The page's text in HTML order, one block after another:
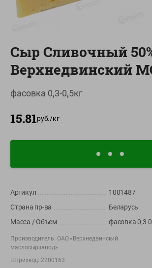
Каталог товаров
О сервисе
Настройки файлов cookie
Мой Green
Приложение Green c
доставкой и бонусной картой
+375 44 560-60-61
Время работы Call-центра: Пн.- Пт. с 09.00 до
выходной
shop@green-market.by
Пишите нам свои вопросы, предложения и
Сыр Сливочный
Верхнедвинский
фасовка 0,3-0,5кг
15.81руб./кг
Артикул
1001487
Страна пр-ва
Беларусь
Масса / Объем
фасовка 0,3-
Производитель: ОАО «Верхнедвинский
маслосырзавод»
Штрихкод: 2200163